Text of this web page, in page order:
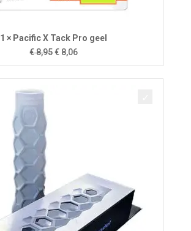
1 × Pacific X Tack Pro geel
€8,95Oorspronkelijke
prijs
was:
€ 8,06Huidige
prijs
is: